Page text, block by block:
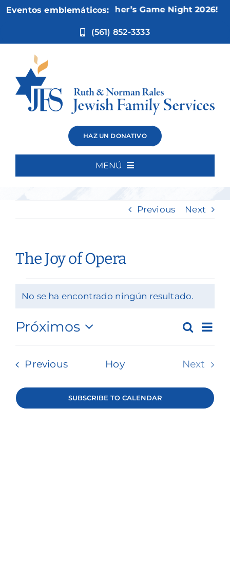
Eventos emblemáticos:
Nov 5:Not Your Mother’s Game Night 2026!
(561) 852-3333
HAZ UN DONATIVO
MENÚ
Quiénes somos
Eventos y medios de comunicación
Filantropía y voluntariado
Donar
The Joy of
Opera
Previous Next
The Joy of Opera
Eventos
Notice
No se ha encontrado ningún resultado.
y
de
Buscar
de
Próximos
date.
PreviousEventosHoy
Next
SUBSCRIBE TO CALENDAR